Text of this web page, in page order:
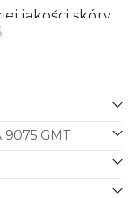
jakości skóry
z eleganckim,
nadaje
i styl.
9075 GMT